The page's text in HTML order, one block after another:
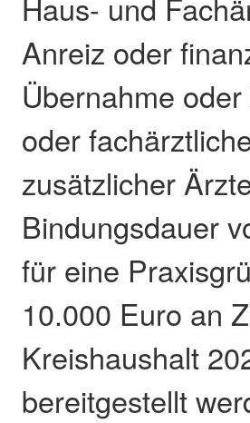
Haus- und
Anreiz oder
Übernahme
oder
zusätzlicher
Bindungsdauer
für eine
10.000 Euro an
Kreishaushalt
bereitgestellt